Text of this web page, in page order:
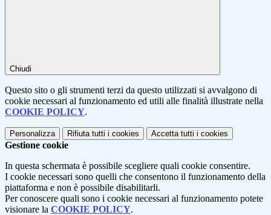
Chiudi
Questo sito o gli strumenti terzi da questo utilizzati si avvalgono di
cookie necessari al funzionamento ed utili alle finalità illustrate nella
COOKIE POLICY.
Personalizza Rifiuta tutti i cookies Accetta tutti i cookies
Gestione cookie
In questa schermata è possibile scegliere quali cookie consentire.
I cookie necessari sono quelli che consentono il funzionamento della
piattaforma e non è possibile disabilitarli.
Per conoscere quali sono i cookie necessari al funzionamento potete
visionare la COOKIE POLICY.